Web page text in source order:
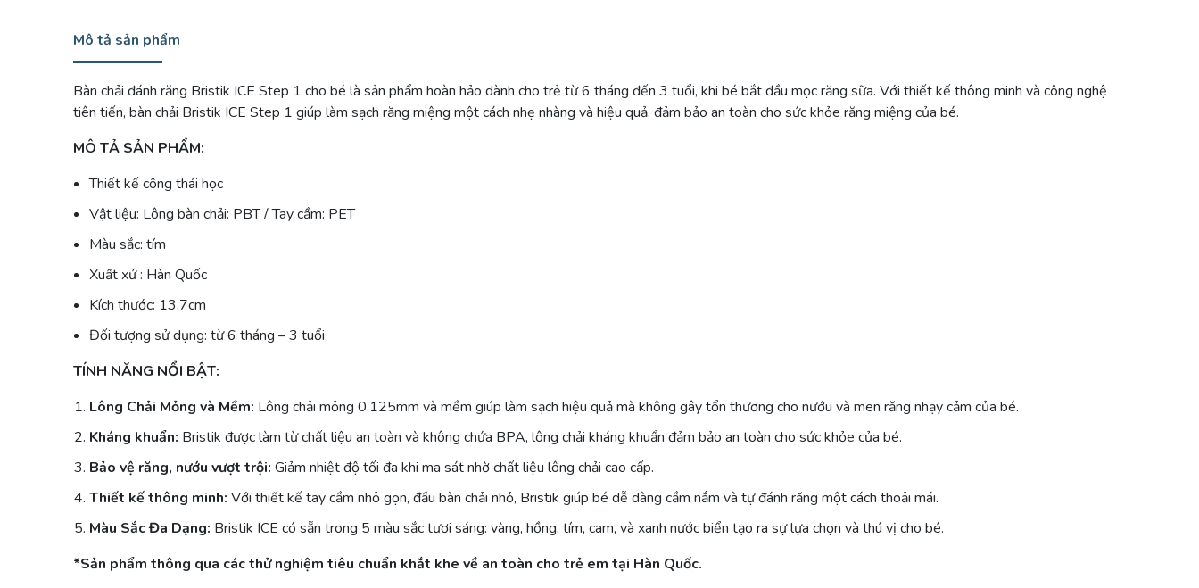
Mô tả sản phẩm
Bàn chải đánh răng Bristik ICE Step 1 cho bé là sản phẩm hoàn hảo dành cho trẻ từ 6 tháng đến 3 tuổi, khi bé bắt đầu mọc răng sữa. Với thiết kế thông minh và công nghệ
tiên tiến, bàn chải Bristik ICE Step 1 giúp làm sạch răng miệng một cách nhẹ nhàng và hiệu quả, đảm bảo an toàn cho sức khỏe răng miệng của bé.
MÔ TẢ SẢN PHẨM:
Thiết kế công thái học
Vật liệu: Lông bàn chải: PBT / Tay cầm: PET
Màu sắc: tím
Xuất xứ : Hàn Quốc
Kích thước: 13,7cm
Đối tượng sử dụng: từ 6 tháng – 3 tuổi
TÍNH NĂNG NỔI BẬT:
Lông Chải Mỏng và Mềm: Lông chải mỏng 0.125mm và mềm giúp làm sạch hiệu quả mà không gây tổn thương cho nướu và men răng nhạy cảm của bé.
Kháng khuẩn: Bristik được làm từ chất liệu an toàn và không chứa BPA, lông chải kháng khuẩn đảm bảo an toàn cho sức khỏe của bé.
Bảo vệ răng, nướu vượt trội: Giảm nhiệt độ tối đa khi ma sát nhờ chất liệu lông chải cao cấp.
Thiết kế thông minh: Với thiết kế tay cầm nhỏ gọn, đầu bàn chải nhỏ, Bristik giúp bé dễ dàng cầm nắm và tự đánh răng một cách thoải mái.
Màu Sắc Đa Dạng: Bristik ICE có sẵn trong 5 màu sắc tươi sáng: vàng, hồng, tím, cam, và xanh nước biển tạo ra sự lựa chọn và thú vị cho bé.
*Sản phẩm thông qua các thử nghiệm tiêu chuẩn khắt khe về an toàn cho trẻ em tại Hàn Quốc.